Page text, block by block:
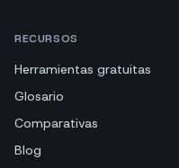
RECURSOS
Herramientas gratuitas
Glosario
Comparativas
Blog